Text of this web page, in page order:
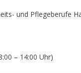
und Pflegeberufe
– 14:00 Uhr)